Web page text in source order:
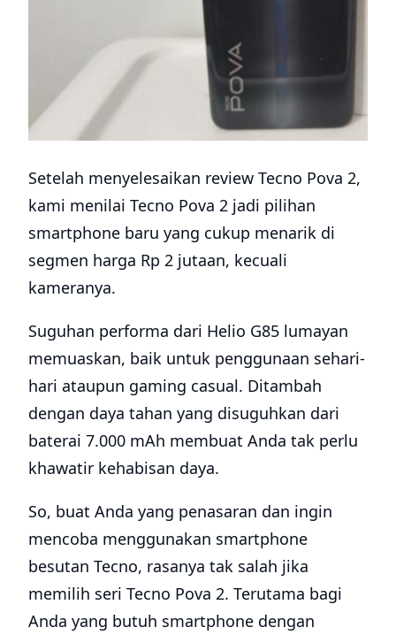
Setelah menyelesaikan review Tecno Pova 2,
kami menilai Tecno Pova 2 jadi pilihan
smartphone baru yang cukup menarik di
segmen harga Rp 2 jutaan, kecuali
kameranya.
Suguhan performa dari Helio G85 lumayan
memuaskan, baik untuk penggunaan sehari-
hari ataupun gaming casual. Ditambah
dengan daya tahan yang disuguhkan dari
baterai 7.000 mAh membuat Anda tak perlu
khawatir kehabisan daya.
So, buat Anda yang penasaran dan ingin
mencoba menggunakan smartphone
besutan Tecno, rasanya tak salah jika
memilih seri Tecno Pova 2. Terutama bagi
Anda yang butuh smartphone dengan